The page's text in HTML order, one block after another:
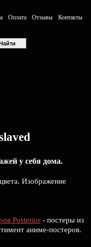
Оплата Отзывы
Контакты
у себя дома.
Изображение
Posterior - постеры из
аниме-постеров.